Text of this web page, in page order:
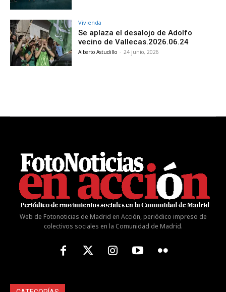
Vivienda
Se aplaza el desalojo de Adolfo
vecino de Vallecas.2026.06.24
Alberto Astudillo - 24 junio, 2026
Web de Fotonoticias de Madrid en Acción, periódico impreso de
colectivos sociales en la Comunidad de Madrid.